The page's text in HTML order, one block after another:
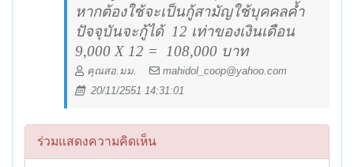
หากต้องใช้จะเป็นกู้สามัญใช้บุคคลค้ำ
ปัจจุบันจะกู้ได้ 12 เท่าของเงินเดือน
9,000X 12 = 108,000 บาท
คุณสอ.มม.
mahidol_coop@yahoo.com
20/11/2551 14:31:01
ร่วมแสดงความคิดเห็น